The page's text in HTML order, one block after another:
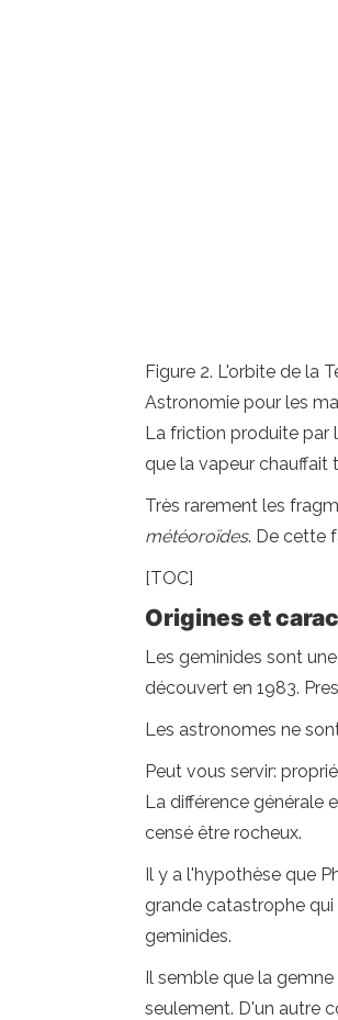
Figure 2. L'orbite de la
Astronomie pour les
La friction produite par
que la vapeur chauffait
Très rarement les
météoroïdes. De cette
[TOC]
Origines et
Les geminides sont
découvert en 1983.
Les astronomes ne
Peut vous servir:
La différence générale
censé être rocheux.
Il y a l'hypothèse que
grande catastrophe
geminides.
Il semble que la
seulement. D'un autre